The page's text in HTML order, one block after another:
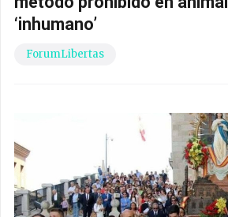
‘inhumano’
ForumLibertas